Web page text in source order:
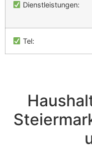
Dienstleistungen:
Tel: